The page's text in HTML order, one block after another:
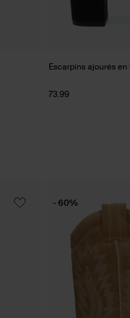
Escarpins ajourés
73.99
- 60%